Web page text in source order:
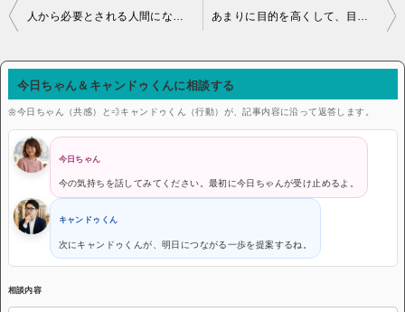
投稿ナビゲーション 人から必要とされる人間になれ。 あまりに目的を高くして、目前の職業を見失ってはならない。
今日ちゃん＆キャンドゥくんに相談する
🌼今日ちゃん（共感）と💨キャンドゥくん（行動）が、記事内容に沿って返答します。
今日ちゃん
今の気持ちを話してみてください。最初に今日ちゃんが受け止めるよ。
キャンドゥくん
次にキャンドゥくんが、明日につながる一歩を提案するね。
相談内容